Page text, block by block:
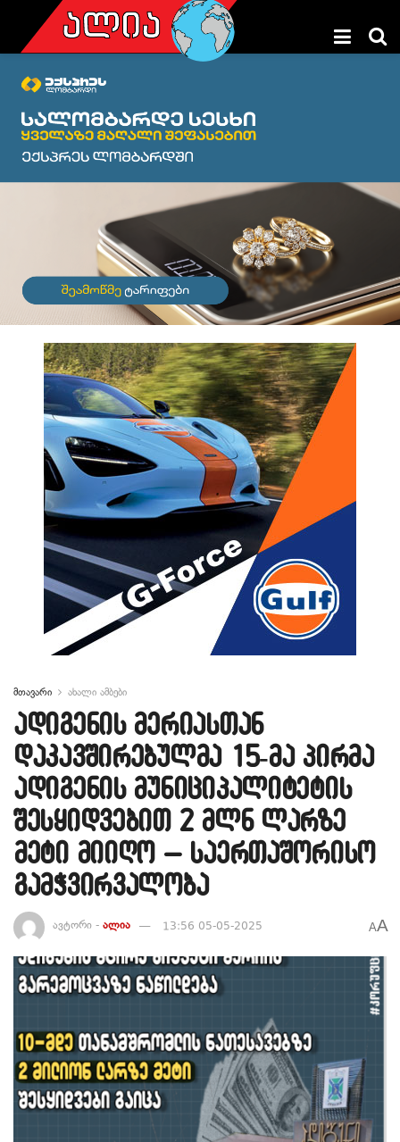
მთავარი ახალი ამბები
ადიგენის მერიასთან
დაკავშირებულმა 15-მა პირმა
ადიგენის მუნიციპალიტეტის
შესყიდვებით 2 მლნ ლარზე
მეტი მიიღო – საერთაშორისო
გამჭვირვალობა
ავტორი - ალია 13:56 05-05-2025 AA